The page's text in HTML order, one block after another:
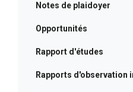
Notes de plaidoyer
Opportunités
Rapport d'études
Rapports d'observation